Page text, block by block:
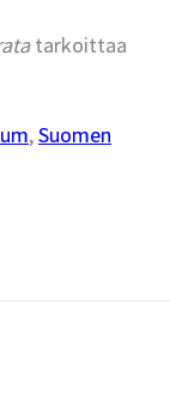
tarkoittaa
,Suomen